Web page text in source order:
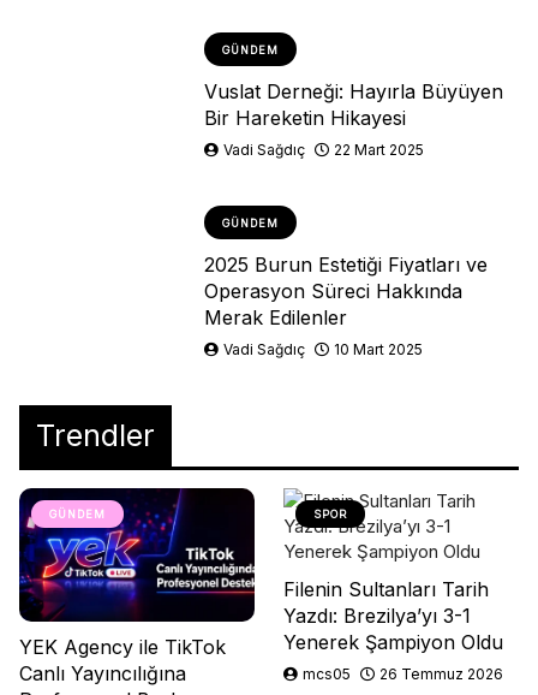
GÜNDEM
Vuslat Derneği: Hayırla Büyüyen
Bir Hareketin Hikayesi
Vadi Sağdıç 22 Mart 2025
GÜNDEM
2025 Burun Estetiği Fiyatları ve
Operasyon Süreci Hakkında
Merak Edilenler
Vadi Sağdıç 10 Mart 2025
Trendler
GÜNDEM
YEK Agency ile TikTok
Canlı Yayıncılığına
SPOR
Filenin Sultanları Tarih
Yazdı: Brezilya’yı 3-1
Yenerek Şampiyon Oldu
mcs05 26 Temmuz 2026